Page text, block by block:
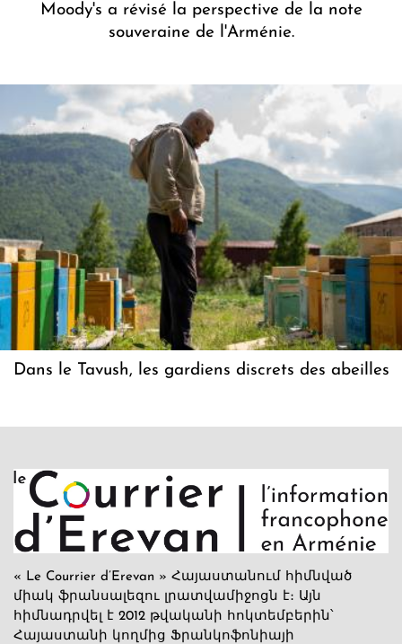
Moody's a révisé la perspective de la note
souveraine de l'Arménie.
Dans le Tavush, les gardiens discrets des abeilles
« Le Courrier d’Erevan » Հայաստանում հիմնված
միակ ֆրանսալեզու լրատվամիջոցն է։ Այն
հիմնադրվել է 2012 թվականի հոկտեմբերին՝
Հայաստանի կողմից Ֆրանկոֆոնիայի